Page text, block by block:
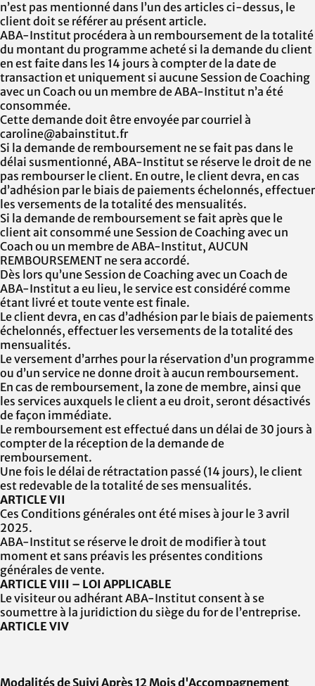
n’est pas mentionné dans l’un des articles ci-dessus, le
client doit se référer au présent article.
ABA-Institut procédera à un remboursement de la totalité
du montant du programme acheté si la demande du client
en est faite dans les 14 jours à compter de la date de
transaction et uniquement si aucune Session de Coaching
avec un Coach ou un membre deABA-Institut n’a été
consommée.
Cette demande doit être envoyée par courriel à
caroline@abainstitut.fr
Si la demande de remboursement ne se fait pas dans le
délai susmentionné, ABA-Institut se réserve le droit de ne
pas rembourser le client. En outre, le client devra, en cas
d’adhésion par le biais de paiements échelonnés, effectuer
les versements de la totalité des mensualités.
Si la demande de remboursement se fait après que le
client ait consommé une Session de Coaching avec un
Coach ou un membre deABA-Institut, AUCUN
REMBOURSEMENT ne sera accordé.
Dès lors qu’une Session de Coaching avec un Coach de
ABA-Instituta eu lieu, le service est considéré comme
étant livré et toute vente est finale.
Le client devra, en cas d’adhésion par le biais de paiements
échelonnés, effectuer les versements de la totalité des
mensualités.
Le versement d’arrhes pour la réservation d’un programme
ou d’un service ne donne droit à aucun remboursement.
En cas de remboursement, la zone de membre, ainsi que
les services auxquels le client a eu droit, seront désactivés
de façon immédiate.
Le remboursement est effectué dans un délai de 30 jours à
compter de la réception de la demande de
remboursement.
Une fois le délai de rétractation passé (14 jours), le client
est redevable de la totalité de ses mensualités.
ARTICLE VII
Ces Conditions générales ont été mises à jour le 3 avril
2025.
ABA-Institut se réserve le droit de modifier à tout
moment et sans préavis les présentes conditions
générales de vente.
ARTICLE VIII – LOI APPLICABLE
Le visiteur ou adhérantABA-Institutconsent à se
soumettre à la juridiction du siège du for de l’entreprise.
ARTICLE VIV
Modalités de Suivi Après 12 Mois d'Accompagnement